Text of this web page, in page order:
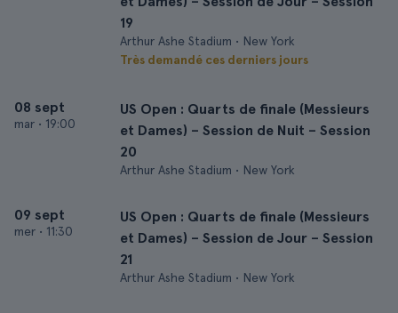
19
Arthur Ashe Stadium • New York
Très demandé ces derniers jours
08 sept
mar • 19:00
US Open : Quarts de finale (Messieurs
et Dames) – Session de Nuit – Session
20
Arthur Ashe Stadium • New York
09 sept
mer • 11:30
US Open : Quarts de finale (Messieurs
et Dames) – Session de Jour – Session
21
Arthur Ashe Stadium • New York